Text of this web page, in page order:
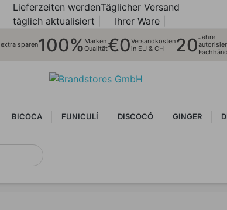
Lieferzeiten werden
täglich aktualisiert |
Täglicher Versand
Ihrer Ware |
extra sparen100% Marken
Qualität€0Versandkosten
in EU & CH
20Jahre
BICOCA FUNICULÍ DISCOCÓ GINGER